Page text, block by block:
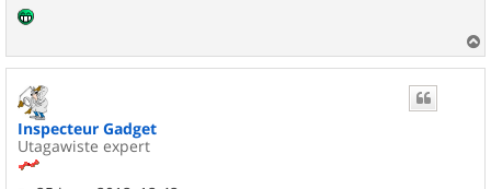
a
Inspecteur Gadget
Utagawiste expert